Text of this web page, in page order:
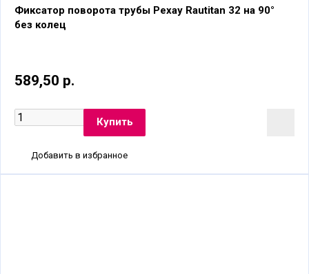
Фиксатор поворота трубы Рехау Rautitan 32 на 90°
без колец
589,50 р.
Добавить в избранное